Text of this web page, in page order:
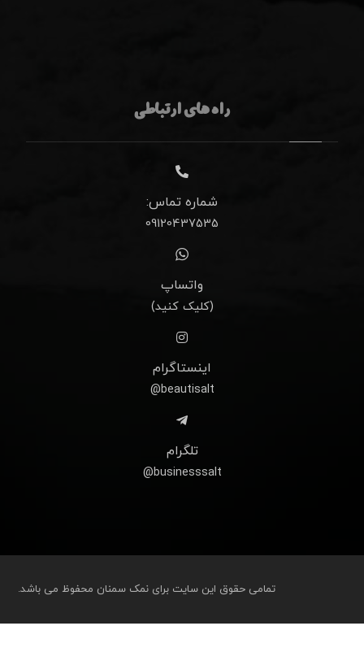
راه های ارتباطی
شماره تماس:
09120437535
واتساپ
(کلیک کنید)
اینستاگرام
beautisalt@
تلگرام
businesssalt@
تمامی حقوق این سایت برای نمک سمنان محفوظ می باشد.